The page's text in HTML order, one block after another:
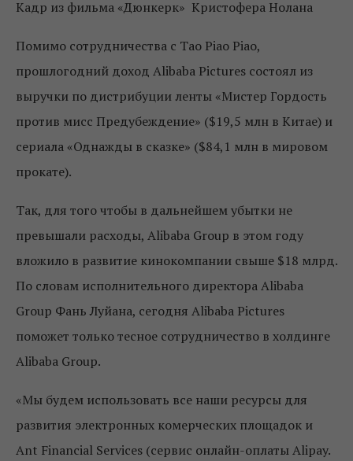
Кадр из фильма «Дюнкерк» Кристофера Нолана
Помимо сотрудничества с Tao Piao Piao,
прошлогодний доход Alibaba Pictures состоял из
выручки по дистрибуции ленты «Мистер Гордость
против мисс Предубеждение» ($19,5 млн в Китае) и
сериала «Однажды в сказке» ($84,1 млн в мировом
прокате).
Так, для того чтобы в дальнейшем убытки не
превышали расходы, Alibaba Group в этом году
вложило в развитие кинокомпании свыше $18 млрд.
По словам исполнительного директора Alibaba
Group Фань Луйана, сегодня Alibaba Pictures
поможет только тесное сотрудничество в холдинге
Alibaba Group.
«Мы будем использовать все наши ресурсы для
развития электронных комерческих площадок и
Ant Financial Services (сервис онлайн-оплаты Alipay.